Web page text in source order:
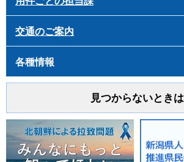
交通のご案内
各種情報
見つからないときは